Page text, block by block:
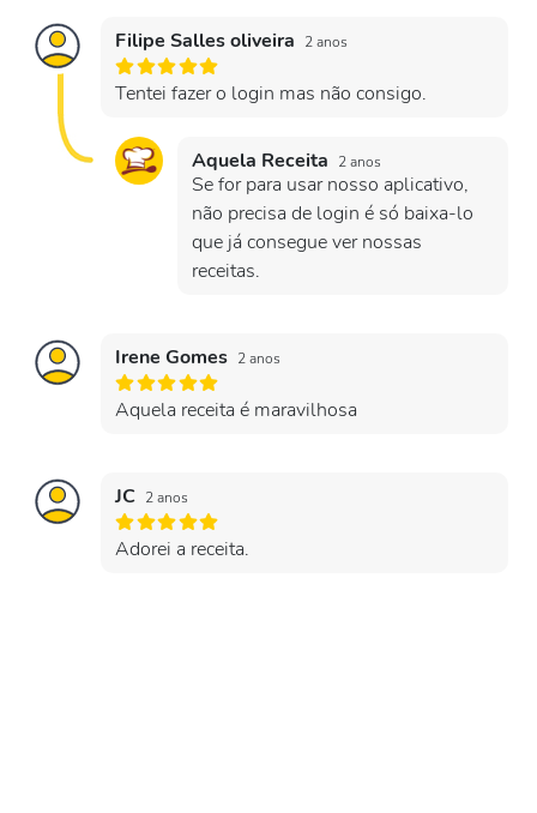
Filipe Salles oliveira 2 anos
Tentei fazer o login mas não consigo.
Aquela Receita 2 anos
Se for para usar nosso aplicativo,
não precisa de login é só baixa-lo
que já consegue ver nossas
receitas.
Irene Gomes 2 anos
Aquela receita é maravilhosa
JC 2 anos
Adorei a receita.